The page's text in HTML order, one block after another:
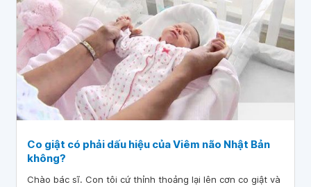
Co giật có phải dấu hiệu của Viêm não Nhật Bản
không?
Chào bác sĩ. Con tôi cứ thỉnh thoảng lại lên cơn co giật và